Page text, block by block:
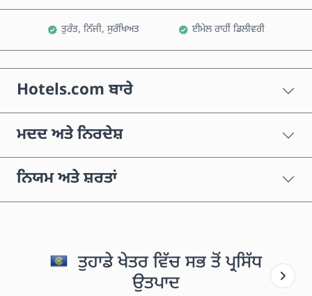
ਤੁਰੰਤ, ਨਿੱਜੀ, ਸੁਰੱਖਿਅਤ ਈਮੇਲ ਰਾਹੀਂ ਡਿਲੀਵਰੀ
Hotels.com ਬਾਰੇ
ਮਦਦ ਅਤੇ ਨਿਰਦੇਸ਼
ਨਿਯਮ ਅਤੇ ਸ਼ਰਤਾਂ
ਤੁਹਾਡੇ ਖੇਤਰ ਵਿੱਚ ਸਭ ਤੋਂ ਪ੍ਰਸਿੱਧ
ਉਤਪਾਦ